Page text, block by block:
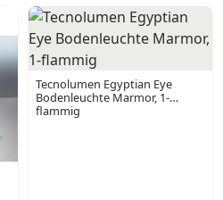
Tecnolumen Egyptian Eye
Bodenleuchte Marmor, 1-
flammig